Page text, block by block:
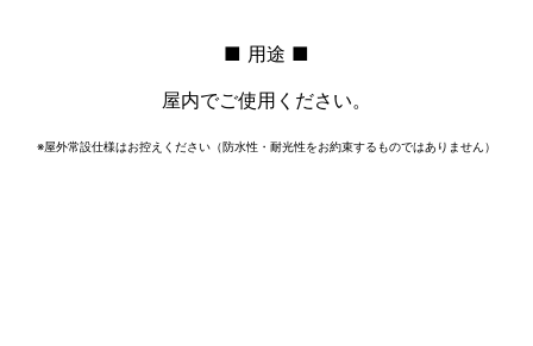
■ 用途 ■
屋内でご使用ください。
※屋外常設仕様はお控えください（防水性・耐光性をお約束するものではありません）